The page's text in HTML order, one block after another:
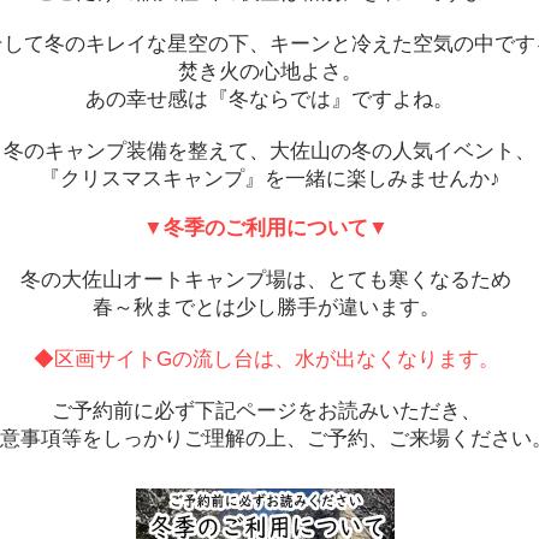
て冬のキレイな星空の下、キーンと冷えた空気の中で
焚き火の心地よさ。
あの幸せ感は『冬ならでは』ですよね。
冬のキャンプ装備を整えて、大佐山の冬の人気イベント、
『クリスマスキャンプ』を一緒に楽しみませんか♪
▼冬季のご利用について▼
冬の大佐山オートキャンプ場は、とても寒くなるため
春～秋までとは少し勝手が違います。
◆区画サイトGの流し台は、水が出なくなります。
ご予約前に必ず下記ページをお読みいただき、
事項等をしっかりご理解の上、ご予約、ご来場ください